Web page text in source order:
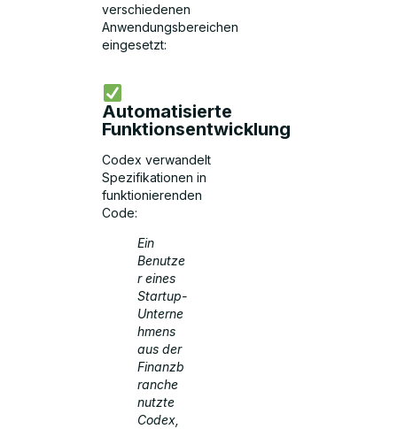
verschiedenen
Anwendungsbereichen
eingesetzt:
Automatisierte
Funktionsentwicklung
Codex verwandelt
Spezifikationen in
funktionierenden
Code:
Ein
Benutze
r eines
Startup-
Unterne
hmens
aus der
Finanzb
ranche
nutzte
Codex,